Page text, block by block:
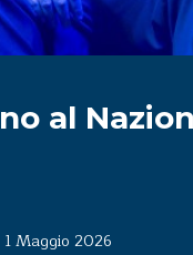
al
Maggio 2026